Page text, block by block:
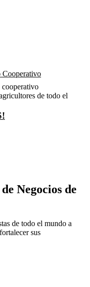
Cooperativo
de todo el
Negocios de
de todo el mundo a
sus